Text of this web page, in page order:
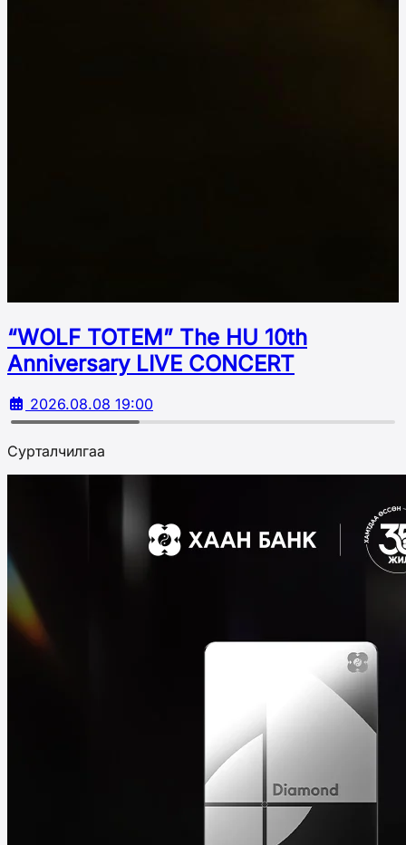
“WOLF TOTEM” The HU 10th
Аnniversary LIVE CONCERT
2026.08.08 19:00
Сурталчилгаа